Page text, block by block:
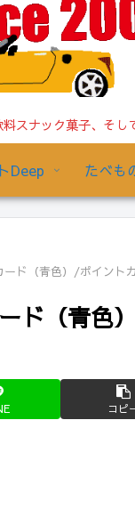
スナック菓子、そ
Deep たべも
ド（青色）/ポイント
ド（青色
コピ